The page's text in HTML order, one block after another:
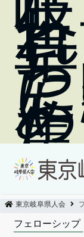
東京岐阜県人会
フェローシップ